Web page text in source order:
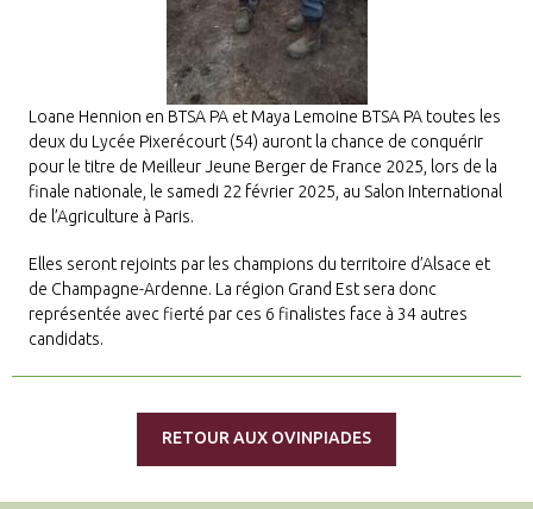
Loane Hennion en BTSA PA et Maya Lemoine BTSA PA toutes les
deux du Lycée Pixerécourt (54) auront la chance de conquérir
pour le titre de Meilleur Jeune Berger de France 2025, lors de la
finale nationale, le samedi 22 février 2025, au Salon International
de l’Agriculture à Paris.
Elles seront rejoints par les champions du territoire d’Alsace et
de Champagne-Ardenne. La région Grand Est sera donc
représentée avec fierté par ces 6 finalistes face à 34 autres
candidats.
RETOUR AUX OVINPIADES